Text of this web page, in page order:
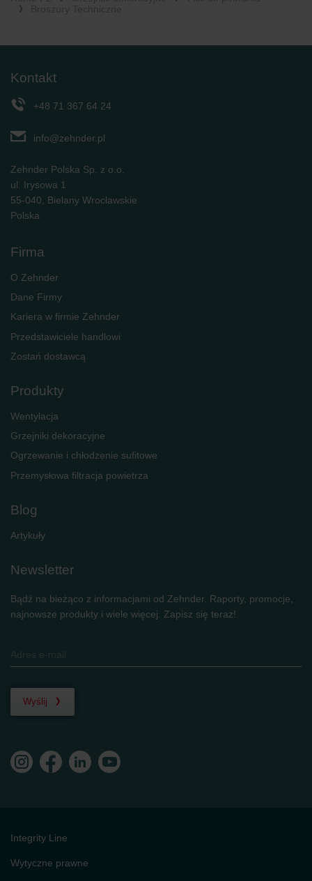
Kontakt
+48 71 367 64 24
info@zehnder.pl
Zehnder Polska Sp. z o.o.
ul. Irysowa 1
55-040, Bielany Wrocławskie
Polska
Firma
O Zehnder
Dane Firmy
Kariera w firmie Zehnder
Przedstawiciele handlowi
Zostań dostawcą
Produkty
Wentylacja
Grzejniki dekoracyjne
Ogrzewanie i chłodzenie sufitowe
Przemysłowa filtracja powietrza
Blog
Artykuły
Newsletter
Bądź na bieżąco z informacjami od Zehnder. Raporty, promocje,
najnowsze produkty i wiele więcej. Zapisz się teraz!
Wyślij
Integrity Line
Wytyczne prawne